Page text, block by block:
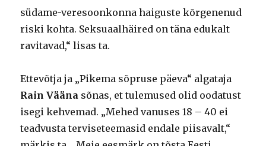
südame-veresoonkonna haiguste kõrgenenud
riski kohta. Seksuaalhäired on täna edukalt
ravitavad,“ lisas ta.
Ettevõtja ja „Pikema sõpruse päeva“ algataja
Rain Vääna sõnas, et tulemused olid oodatust
isegi kehvemad. „Mehed vanuses 18 – 40 ei
teadvusta terviseteemasid endale piisavalt,“